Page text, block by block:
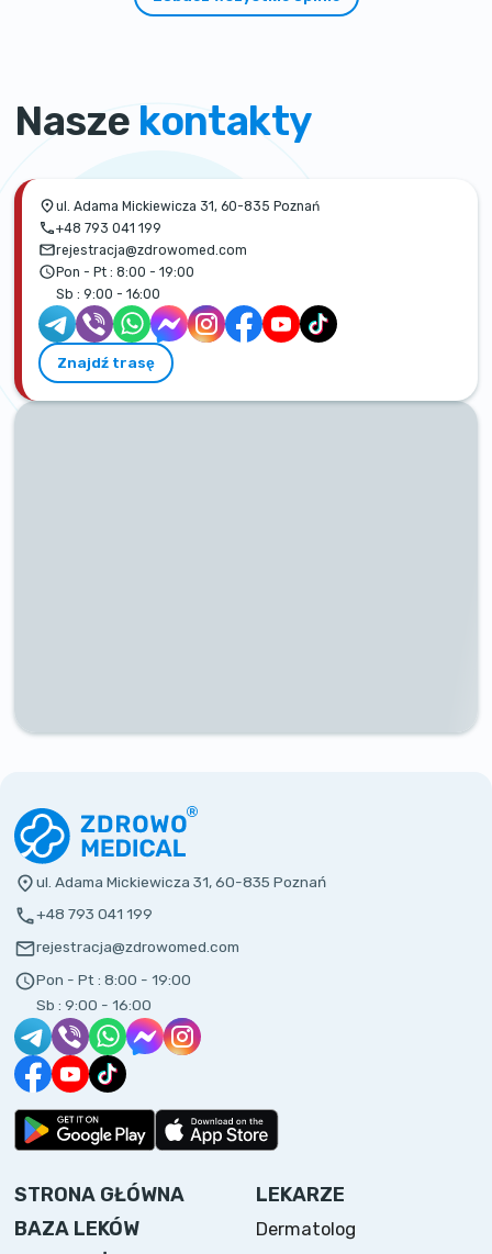
Nasze kontakty
ul. Adama Mickiewicza 31, 60-835 Poznań
+48 793 041 199
rejestracja@zdrowomed.com
Pon - Pt : 8:00 - 19:00
Sb : 9:00 - 16:00
Znajdź trasę
ul. Adama Mickiewicza 31, 60-835 Poznań
+48 793 041 199
rejestracja@zdrowomed.com
Pon - Pt : 8:00 - 19:00
Sb : 9:00 - 16:00
STRONA GŁÓWNA
BAZA LEKÓW
LEKARZE
Dermatolog